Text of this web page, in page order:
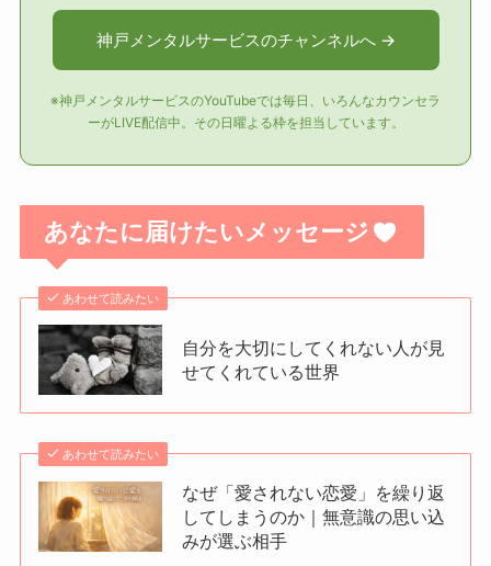
神戸メンタルサービスのチャンネルへ →
※神戸メンタルサービスのYouTubeでは毎日、いろんなカウンセラ
ーがLIVE配信中。その日曜よる枠を担当しています。
あなたに届けたいメッセージ
あわせて読みたい
自分を大切にしてくれない人が見
せてくれている世界
あわせて読みたい
なぜ「愛されない恋愛」を繰り返
してしまうのか｜無意識の思い込
みが選ぶ相手